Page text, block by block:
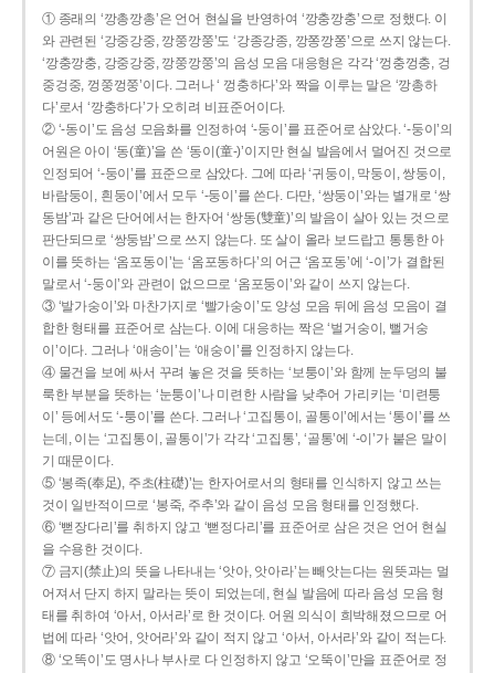
① 종래의 ‘깡총깡총’은 언어 현실을 반영하여 ‘깡충깡충’으로 정했다. 이
와 관련된 ‘강중강중, 깡쭝깡쭝’도 ‘강종강종, 깡쫑깡쫑’으로 쓰지 않는다.
‘깡충깡충, 강중강중, 깡쭝깡쭝’의 음성 모음 대응형은 각각 ‘껑충껑충, 겅
중겅중, 껑쭝껑쭝’이다. 그러나 ‘ 껑충하다’와 짝을 이루는 말은 ‘깡총하
다’로서 ‘깡충하다’가 오히려 비표준어이다.
② ‘-동이’도 음성 모음화를 인정하여 ‘-둥이’를 표준어로 삼았다. ‘-둥이’의
어원은 아이 ‘동(童)’을 쓴 ‘동이(童-)’이지만 현실 발음에서 멀어진 것으로
인정되어 ‘-둥이’를 표준으로 삼았다. 그에 따라 ‘귀둥이, 막둥이, 쌍둥이,
바람둥이, 흰둥이’에서 모두 ‘-둥이’를 쓴다. 다만, ‘쌍둥이’와는 별개로 ‘쌍
동밤’과 같은 단어에서는 한자어 ‘쌍동(雙童)’의 발음이 살아 있는 것으로
판단되므로 ‘쌍둥밤’으로 쓰지 않는다. 또 살이 올라 보드랍고 통통한 아
이를 뜻하는 ‘옴포동이’는 ‘옴포동하다’의 어근 ‘옴포동’에 ‘-이’가 결합된
말로서 ‘-둥이’와 관련이 없으므로 ‘옴포둥이’와 같이 쓰지 않는다.
③ ‘발가숭이’와 마찬가지로 ‘빨가숭이’도 양성 모음 뒤에 음성 모음이 결
합한 형태를 표준어로 삼는다. 이에 대응하는 짝은 ‘벌거숭이, 뻘거숭
이’이다. 그러나 ‘애송이’는 ‘애숭이’를 인정하지 않는다.
④ 물건을 보에 싸서 꾸려 놓은 것을 뜻하는 ‘보퉁이’와 함께 눈두덩의 불
룩한 부분을 뜻하는 ‘눈퉁이’나 미련한 사람을 낮추어 가리키는 ‘미련퉁
이’ 등에서도 ‘-퉁이’를 쓴다. 그러나 ‘고집통이, 골통이’에서는 ‘통이’를 쓰
는데, 이는 ‘고집통이, 골통이’가 각각 ‘고집통’, ‘골통’에 ‘-이’가 붙은 말이
기 때문이다.
⑤ ‘봉족(奉足), 주초(柱礎)’는 한자어로서의 형태를 인식하지 않고 쓰는
것이 일반적이므로 ‘봉죽, 주추’와 같이 음성 모음 형태를 인정했다.
⑥ ‘뻗장다리’를 취하지 않고 ‘뻗정다리’를 표준어로 삼은 것은 언어 현실
을 수용한 것이다.
⑦ 금지(禁止)의 뜻을 나타내는 ‘앗아, 앗아라’는 빼앗는다는 원뜻과는 멀
어져서 단지 하지 말라는 뜻이 되었는데, 현실 발음에 따라 음성 모음 형
태를 취하여 ‘아서, 아서라’로 한 것이다. 어원 의식이 희박해졌으므로 어
법에 따라 ‘앗어, 앗어라’와 같이 적지 않고 ‘아서, 아서라’와 같이 적는다.
⑧ ‘오똑이’도 명사나 부사로 다 인정하지 않고 ‘오뚝이’만을 표준어로 정